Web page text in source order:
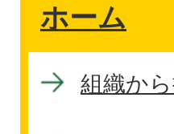
ホーム
組織か